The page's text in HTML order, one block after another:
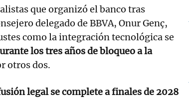
que organizó el banco tras
delegado de BBVA, Onur Genç,
como la integración tecnológica se
los tres años de bloqueo a la
otros dos.
legal se complete a finales de 2028